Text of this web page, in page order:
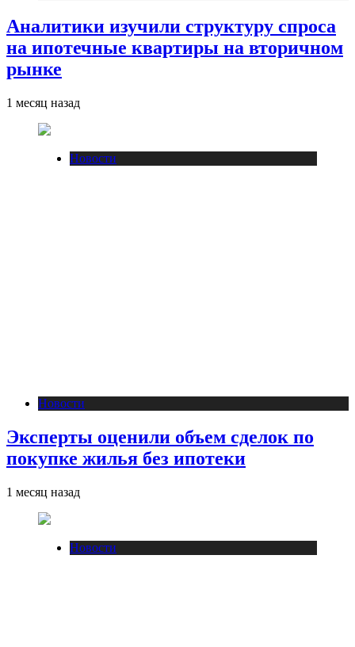
Аналитики изучили структуру спроса
на ипотечные квартиры на вторичном
рынке
1 месяц назад
Новости
Новости
Эксперты оценили объем сделок по
покупке жилья без ипотеки
1 месяц назад
Новости